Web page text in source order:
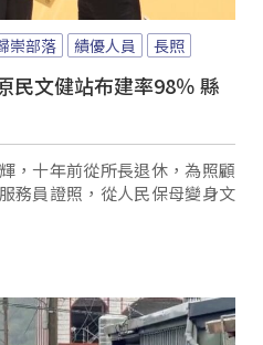
崇部落 績優人員 長照
民文健站布建率98％ 縣
，十年前從所長退休，為照顧
務員證照，從人民保母變身文